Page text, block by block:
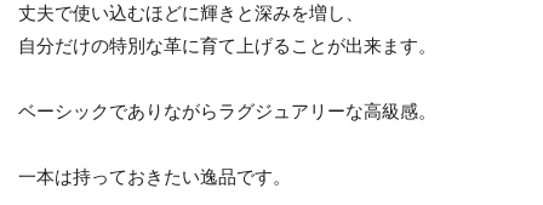
丈夫で使い込むほどに輝きと深みを増し、
自分だけの特別な革に育て上げることが出来ます。
ベーシックでありながらラグジュアリーな高級感。
一本は持っておきたい逸品です。